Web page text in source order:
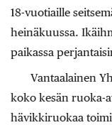
18-vuotiaille
heinäkuussa.
paikassa
Vantaalainen
koko kesän ruoka-
hävikkiruokaa